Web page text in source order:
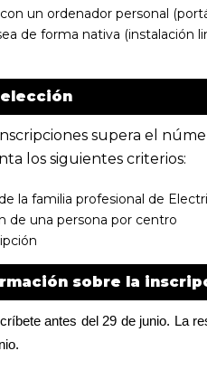
un ordenador personal
de forma nativa (instalación
supera el
los siguientes criterios:
la familia profesional de
de una persona por centro
sobre la
antes del 29 de junio. La